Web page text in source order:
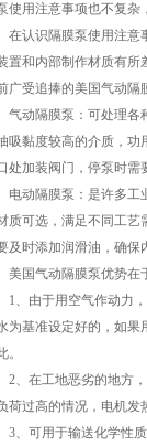
使用注意事项也不复
认识隔膜泵使用注意事
置和内部制作材质有所
广受追捧的美国气动隔
动隔膜泵：可处理各种
吸黏度较高的介质，功
处加装阀门，停泵时需
动隔膜泵：是许多工业
质可选，满足不同工
及时添加润滑油，确保
国气动隔膜泵优势在
由于用空气作动力，
为基准设定好的，如
。
在工地恶劣的地方，
荷过高的情况，电机
可用于输送化学性质